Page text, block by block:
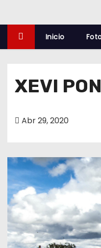
Inicio
XEVI
Abr 29, 2020